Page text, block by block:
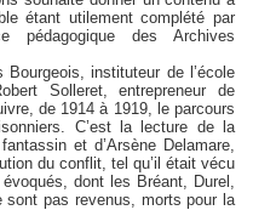
étant utilement complété par
pédagogique des Archives
instituteur de l’école
Solleret, entrepreneur de
de 1914 à 1919, le parcours
C’est la lecture de la
et d’Arsène Delamare,
du conflit, tel qu’il était vécu
dont les Bréant, Durel,
sont pas revenus, morts pour la